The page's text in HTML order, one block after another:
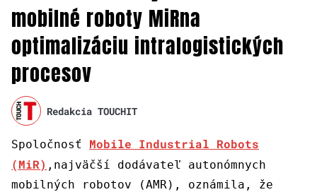
mobilné roboty MiRna
optimalizáciu intralogistických
procesov
Redakcia TOUCHIT
Spoločnosť Mobile Industrial Robots
(MiR) ,najväčší dodávateľ autonómnych
mobilných robotov (AMR), oznámila, že